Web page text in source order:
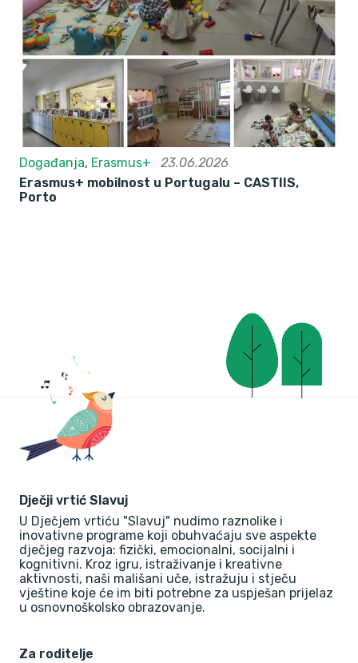
Događanja, Erasmus+
23.06.2026
Erasmus+ mobilnost u Portugalu – CASTIIS,
Porto
Dječji vrtić Slavuj
U Dječjem vrtiću "Slavuj" nudimo raznolike i
inovativne programe koji obuhvaćaju sve aspekte
dječjeg razvoja: fizički, emocionalni, socijalni i
kognitivni. Kroz igru, istraživanje i kreativne
aktivnosti, naši mališani uče, istražuju i stječu
vještine koje će im biti potrebne za uspješan prijelaz
u osnovnoškolsko obrazovanje.
Za roditelje